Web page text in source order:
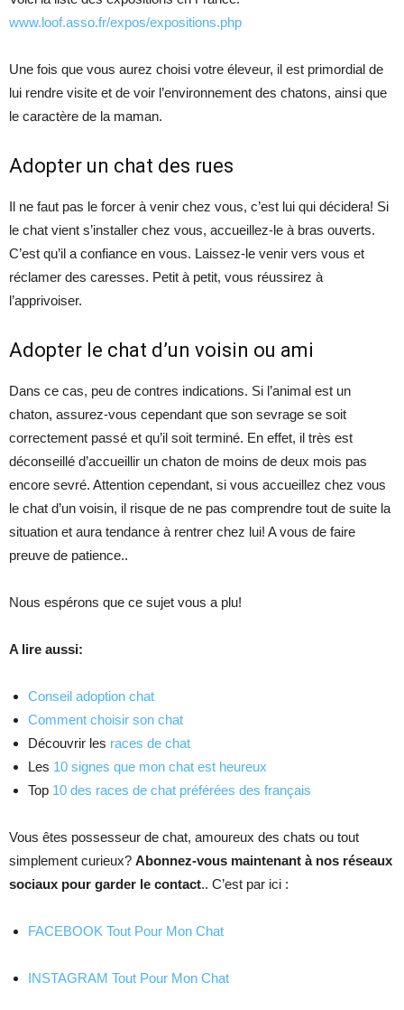
www.loof.asso.fr/expos/expositions.php
Une fois que vous aurez choisi votre éleveur, il est primordial de
lui rendre visite et de voir l’environnement des chatons, ainsi que
le caractère de la maman.
Adopter un chat des rues
Il ne faut pas le forcer à venir chez vous, c’est lui qui décidera! Si
le chat vient s’installer chez vous, accueillez-le à bras ouverts.
C’est qu’il a confiance en vous. Laissez-le venir vers vous et
réclamer des caresses. Petit à petit, vous réussirez à
l’apprivoiser.
Adopter le chat d’un voisin ou ami
Dans ce cas, peu de contres indications. Si l’animal est un
chaton, assurez-vous cependant que son sevrage se soit
correctement passé et qu’il soit terminé. En effet, il très est
déconseillé d’accueillir un chaton de moins de deux mois pas
encore sevré. Attention cependant, si vous accueillez chez vous
le chat d’un voisin, il risque de ne pas comprendre tout de suite la
situation et aura tendance à rentrer chez lui! A vous de faire
preuve de patience..
Nous espérons que ce sujet vous a plu!
A lire aussi:
Conseil adoption chat
Comment choisir son chat
Découvrir les races de chat
Les 10 signes que mon chat est heureux
Top 10 des races de chat préférées des français
Vous êtes possesseur de chat, amoureux des chats ou tout
simplement curieux? Abonnez-vous maintenant à nos réseaux
sociaux pour garder le contact.. C’est par ici :
FACEBOOK Tout Pour Mon Chat
INSTAGRAM Tout Pour Mon Chat